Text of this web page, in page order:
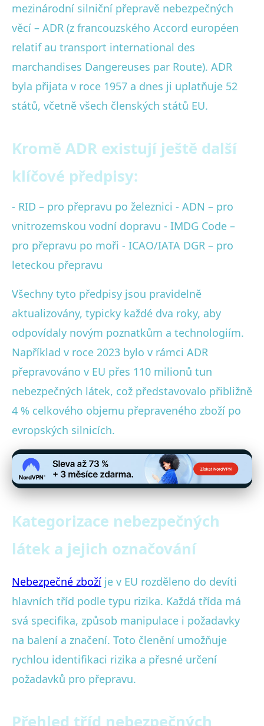
mezinárodní silniční přepravě nebezpečných
věcí – ADR (z francouzského Accord européen
relatif au transport international des
marchandises Dangereuses par Route). ADR
byla přijata v roce 1957 a dnes ji uplatňuje 52
států, včetně všech členských států EU.
Kromě ADR existují ještě další
klíčové předpisy:
- RID – pro přepravu po železnici - ADN – pro
vnitrozemskou vodní dopravu - IMDG Code –
pro přepravu po moři - ICAO/IATA DGR – pro
leteckou přepravu
Všechny tyto předpisy jsou pravidelně
aktualizovány, typicky každé dva roky, aby
odpovídaly novým poznatkům a technologiím.
Například v roce 2023 bylo v rámci ADR
přepravováno v EU přes 110 milionů tun
nebezpečných látek, což představovalo přibližně
4 % celkového objemu přepraveného zboží po
evropských silnicích.
Kategorizace nebezpečných
látek a jejich označování
Nebezpečné zboží je v EU rozděleno do devíti
hlavních tříd podle typu rizika. Každá třída má
svá specifika, způsob manipulace i požadavky
na balení a značení. Toto členění umožňuje
rychlou identifikaci rizika a přesné určení
požadavků pro přepravu.
Přehled tříd nebezpečných